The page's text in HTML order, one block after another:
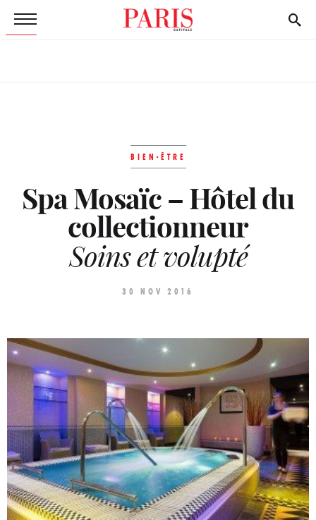
BIEN-ÊTRE
Spa Mosaïc – Hôtel du
collectionneur
Soins et volupté
30 NOV 2016